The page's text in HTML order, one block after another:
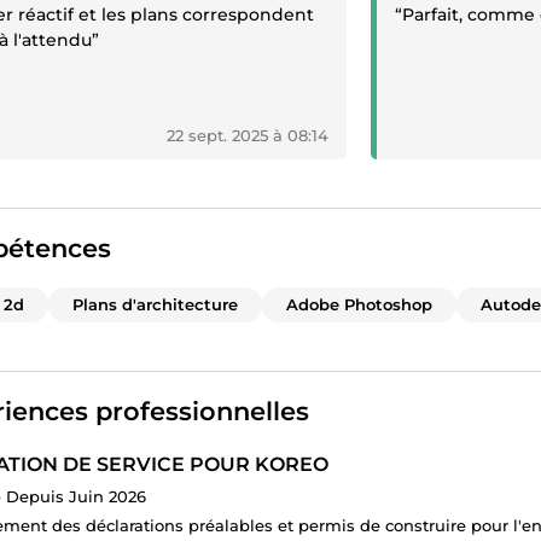
réactif et les plans correspondent
l'attendu”
22 sept. 2025 à 08:14
“Parfait,
2d Plans d'architecture Adobe Photoshop
professionnelles
DE SERVICE POUR KOREO
Depuis Juin 2026
des déclarations préalables et permis de construire pour